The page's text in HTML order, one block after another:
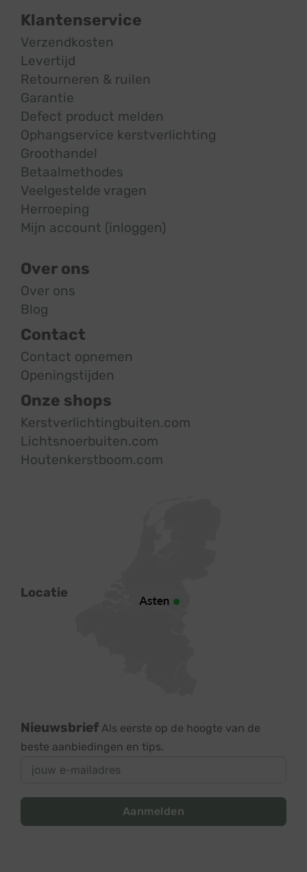
Klantenservice
Verzendkosten
Levertijd
Retourneren & ruilen
Garantie
Defect product melden
Ophangservice kerstverlichting
Groothandel
Betaalmethodes
Veelgestelde vragen
Herroeping
Mijn account (inloggen)
Over ons
Over ons
Blog
Contact
Contact opnemen
Openingstijden
Onze shops
Kerstverlichtingbuiten.com
Lichtsnoerbuiten.com
Houtenkerstboom.com
Locatie
Nieuwsbrief Als eerste op de hoogte van de
beste aanbiedingen en tips.
Aanmelden